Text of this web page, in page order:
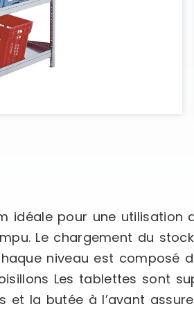
idéale pour une utilisation
Le chargement du
niveau est composé
Les tablettes sont
et la butée à l’avant